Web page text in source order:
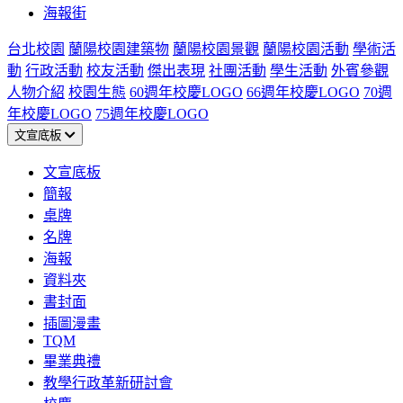
海報街
台北校園 蘭陽校園建築物 蘭陽校園景觀 蘭陽校園活動 學術活
動 行政活動 校友活動 傑出表現 社團活動 學生活動 外賓參觀
人物介紹 校園生態 60週年校慶LOGO 66週年校慶LOGO 70週
年校慶LOGO 75週年校慶LOGO
文宣底板
文宣底板
簡報
桌牌
名牌
海報
資料夾
書封面
插圖漫畫
TQM
畢業典禮
教學行政革新研討會